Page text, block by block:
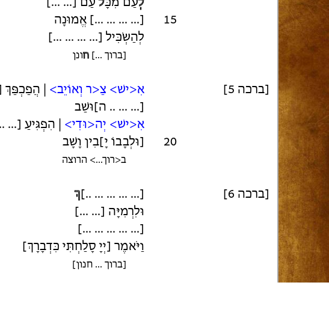
לְעַם מִכָּלעַם [... ...]
15
[... ... ... ...] אֱמוּנָה
לְהַשְׂכִּיל [... ... ... ...]
[ברוך ...]חונן
[ברכה 5] אִ<ישׁ> צַ<ר וְאוֹיֵב>
| הֲפַכְפַּךְ
[... ... .. ה]וּשַׁב
אִ<ישׁ> יְה<וּדִי>
| הִפְגִּיעַ [...
20
[וּלְבָבוֹ יָ]בִין וָשָׁב
ב<רוך...> הרוצה
[ברכה 6] [... ... ... ... ..]ךְ
וּלִרְמִיָּה [... ...]
[... ... ... ... ...]
וַיֹּאמֶר [יְיָ סָלַחְתִּי כִּדְבָרָךְ]
[ברוך ... חנון]